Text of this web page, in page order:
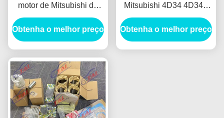
motor de Mitsubishi do
guia da válvula de
entrada para o motor
4D34 de Fuso
Obtenha o melhor preço
Mitsubishi 4D34 4D34T
do pistão do motor de
ME997240 104mm
Obtenha o melhor preço